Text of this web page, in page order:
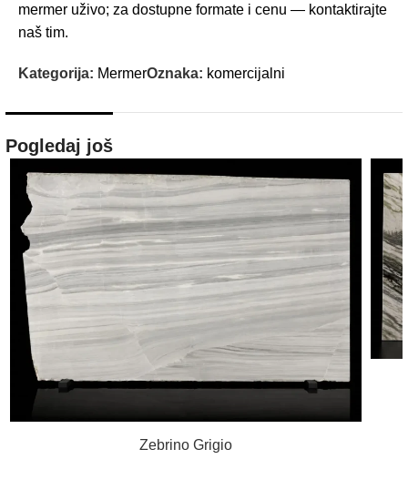
mermer uživo; za dostupne formate i cenu — kontaktirajte
naš tim.
Kategorija: MermerOznaka: komercijalni
Pogledaj još
Zebrino Grigio